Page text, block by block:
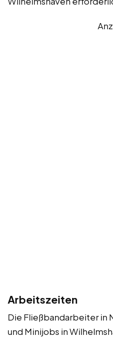
Arbeitszeiten
Die Fließbandarbeiter in
und Minijobs in